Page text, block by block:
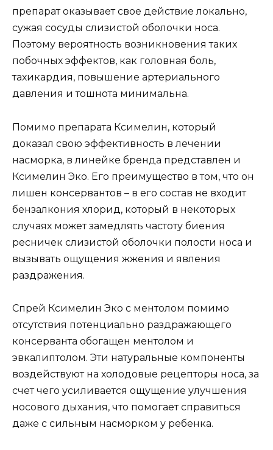
препарат оказывает свое действие локально,
сужая сосуды слизистой оболочки носа.
Поэтому вероятность возникновения таких
побочных эффектов, как головная боль,
тахикардия, повышение артериального
давления и тошнота минимальна.
Помимо препарата Ксимелин, который
доказал свою эффективность в лечении
насморка, в линейке бренда представлен и
Ксимелин Эко. Его преимущество в том, что он
лишен консервантов – в его состав не входит
бензалкония хлорид, который в некоторых
случаях может замедлять частоту биения
ресничек слизистой оболочки полости носа и
вызывать ощущения жжения и явления
раздражения.
Спрей Ксимелин Эко с ментолом помимо
отсутствия потенциально раздражающего
консерванта обогащен ментолом и
эвкалиптолом. Эти натуральные компоненты
воздействуют на холодовые рецепторы носа, за
счет чего усиливается ощущение улучшения
носового дыхания, что помогает справиться
даже с сильным насморком у ребенка.